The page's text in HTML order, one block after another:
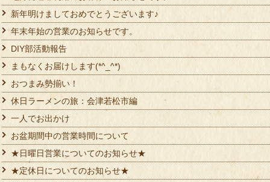
新年明けましておめでとうございます♪
年末年始の営業のお知らせです。
DIY部活動報告
まもなくお届けします(*^_^*)
おつまみ勢揃い！
休日ラーメンの旅：会津若松市編
一人でお出かけ
お盆期間中の営業時間について
★日曜日営業についてのお知らせ★
★定休日についてのお知らせ★